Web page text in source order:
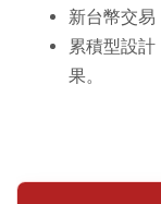
新台幣交
累積型設
果。